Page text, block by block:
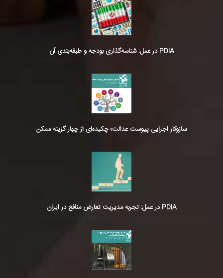
PDIA در عمل: شناسه‌گذاری بودجه و طبقه‌بندی آن
سازوکار اجرایی پیوست عدالت؛ چکیده‌ای از چهار گزینه ممکن
PDIA در عمل: تجربه مدیریت تعارض منافع در ایران